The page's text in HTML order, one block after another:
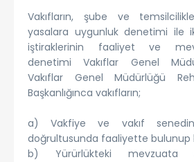
Vakıfların, şube ve
yasalara uygunluk denetimi ile
iştiraklerinin faaliyet ve
denetimi Vakıflar Genel
Vakıflar Genel Müdürlüğü
Başkanlığınca vakıfların;
a) Vakfiye ve vakıf
doğrultusunda faaliyette bulunup
b) Yürürlükteki mevzuata